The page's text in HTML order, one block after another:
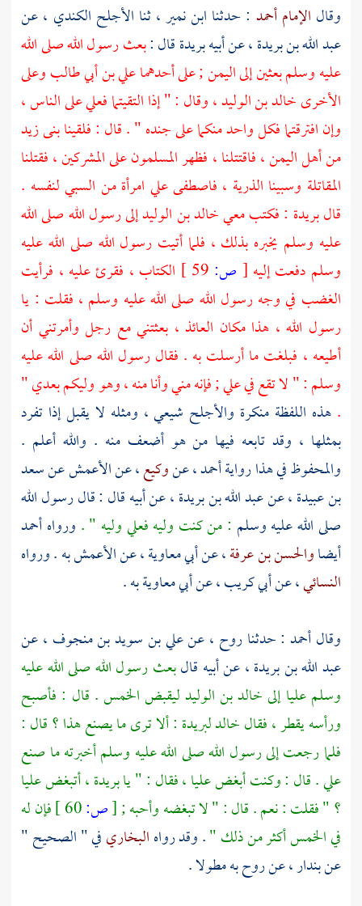
وقال الإمام أحمد : حدثنا ابن نمير، ثنا الأجلح الكندي ، عن
عبد الله بن بريدة، عن أبيهبريدةقال :بعث رسول الله صلى الله
عليه وسلم بعثين إلىاليمن; على أحدهماعلي بن أبي طالبوعلى
الأخرىخالد بن الوليد، وقال : " إذا التقيتمافعليعلى الناس ،
وإن افترقتما فكل واحد منكما على جنده " . قال : فلقينابنى زيد
منأهل اليمن، فاقتتلنا ، فظهر المسلمون على المشركين ، فقتلنا
المقاتلة وسبينا الذرية ، فاصطفىعلي امرأة من السبي لنفسه .
قالبريدة : فكتب معيخالد بن الوليدإلى رسول الله صلى الله
عليه وسلم يخبره بذلك ، فلما أتيت رسول الله صلى الله عليه
وسلم دفعت إليه [ ص:
الكتاب ، فقرئ عليه ، فرأيت
الغضب في وجه رسول الله صلى الله عليه وسلم ، فقلت : يا
رسول الله ، هذا مكان العائذ ، بعثتني مع رجل وأمرتني أن
أطيعه ، فبلغت ما أرسلت به . فقال رسول الله صلى الله عليه
وسلم : " لا تقع فيعلي; فإنه مني وأنا منه ، وهو وليكم بعدي "
.هذه اللفظة منكرة والأجلح شيعي ، ومثله لا يقبل إذا تفرد
بمثلها ، وقد تابعه فيها من هو أضعف منه . والله أعلم .
والمحفوظ في هذا روايةأحمد، عنوكيع، عنالأعمشعنسعد
بن عبيدة، عنعبد الله بن بريدة، عن أبيه قال : قال رسول الله
صلى الله عليه وسلم : من كنت وليه فعلي وليه " . ورواهأحمد
أيضاوالحسن بن عرفة، عنأبي معاوية، عنالأعمشبه . ورواه
النسائي، عنأبي كريب، عنأبي معاويةبه .
وقالأحمد : حدثناروح ، عنعلي بن سويد بن منجوف ، عن
عبد الله بن بريدة، عن أبيه قالبعث رسول الله صلى الله عليه
وسلمعلياإلىخالد بن الوليدليقبض الخمس . قال : فأصبح
ورأسه يقطر ، فقالخالدلبريدة : ألا ترى ما يصنع هذا ؟ قال :
فلما رجعت إلى رسول الله صلى الله عليه وسلم أخبرته ما صنع
علي. قال : وكنت أبغضعليا، فقال : " يابريدة، أتبغضعليا
؟ " فقلت : نعم . قال : " لا تبغضه وأحبه ;[ص:
فإن له
في الخمس أكثر من ذلك ". وقد رواهالبخاريفي " الصحيح "
عنبندار، عنروحبه مطولا .